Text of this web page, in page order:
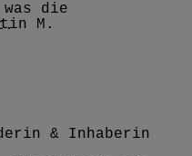
die
& Inhaberin